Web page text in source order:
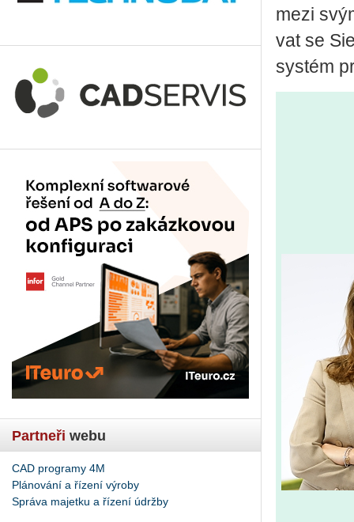
Partneři webu
CAD programy 4M
Plánování a řízení výroby
Správa majetku a řízení údržby
mezi
vat se
sys­tém